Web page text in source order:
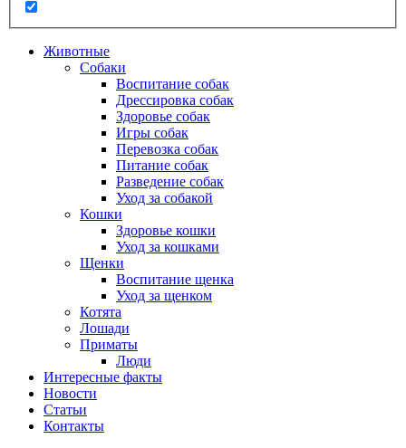
Животные
Собаки
Воспитание собак
Дрессировка собак
Здоровье собак
Игры собак
Перевозка собак
Питание собак
Разведение собак
Уход за собакой
Кошки
Здоровье кошки
Уход за кошками
Щенки
Воспитание щенка
Уход за щенком
Котята
Лошади
Приматы
Люди
Интересные факты
Новости
Статьи
Контакты